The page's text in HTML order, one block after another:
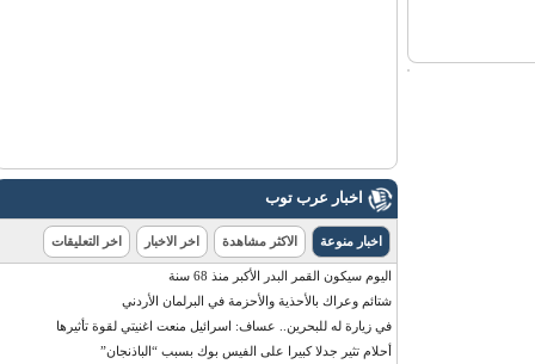
اخبار عرب توب
اخبار منوعة الاكثر مشاهدة اخر الاخبار اخر التعليقات
اليوم سيكون القمر البدر الأكبر منذ 68 سنة
شتائم وعراك بالأحذية والأحزمة في البرلمان الأردني
في زيارة له للبحرين.. عساف: اسرائيل منعت اغنيتي لقوة تأثيرها
أحلام تثير جدلا كبيرا على الفيس بوك بسبب “الباذنجان”